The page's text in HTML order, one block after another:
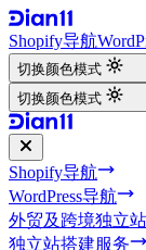
Shopify导航
切换颜色模式
切换颜色模式
Shopify导航
WordPress导航
外贸及跨境独立
独立站搭建服务